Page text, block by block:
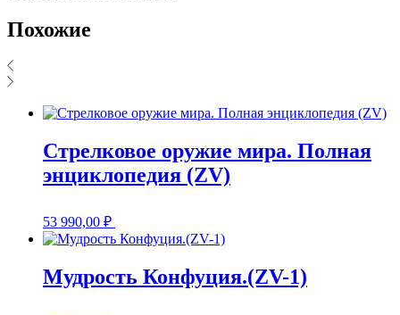
Похожие
Стрелковое оружие мира. Полная
энциклопедия (ZV)
53 990,00 ₽
Мудрость Конфуция.(ZV-1)